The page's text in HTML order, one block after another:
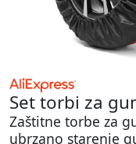
Set torbi za
Zaštitne torbe za
ubrzano starenje